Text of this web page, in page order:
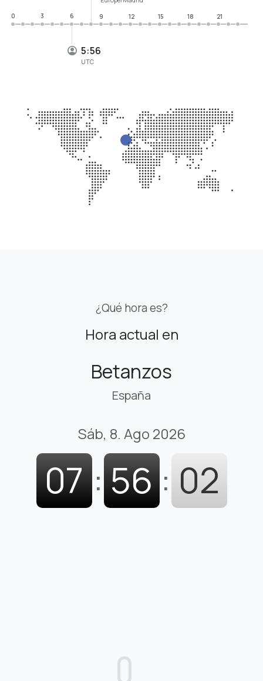
5:56
UTC
0
3 6 9 12 15 18 21
¿Qué hora es?
Hora actual en
Betanzos
España
Sáb, 8. Ago 2026
07 : 56 : 03